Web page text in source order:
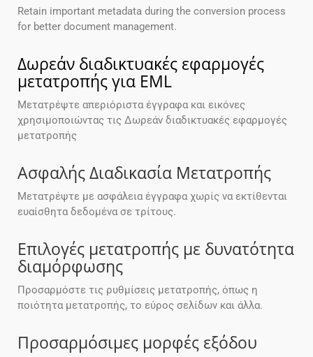
Retain important metadata during the conversion process
for better document management.
Δωρεάν διαδικτυακές εφαρμογές
μετατροπής για EML
Μετατρέψτε απεριόριστα έγγραφα και εικόνες
χρησιμοποιώντας τις Δωρεάν διαδικτυακές εφαρμογές
μετατροπής
Ασφαλής Διαδικασία Μετατροπής
Μετατρέψτε με ασφάλεια έγγραφα χωρίς να εκτίθενται
ευαίσθητα δεδομένα σε τρίτους.
Επιλογές μετατροπής με δυνατότητα
διαμόρφωσης
Προσαρμόστε τις ρυθμίσεις μετατροπής, όπως η
ποιότητα μετατροπής, το εύρος σελίδων και άλλα.
Προσαρμόσιμες μορφές εξόδου